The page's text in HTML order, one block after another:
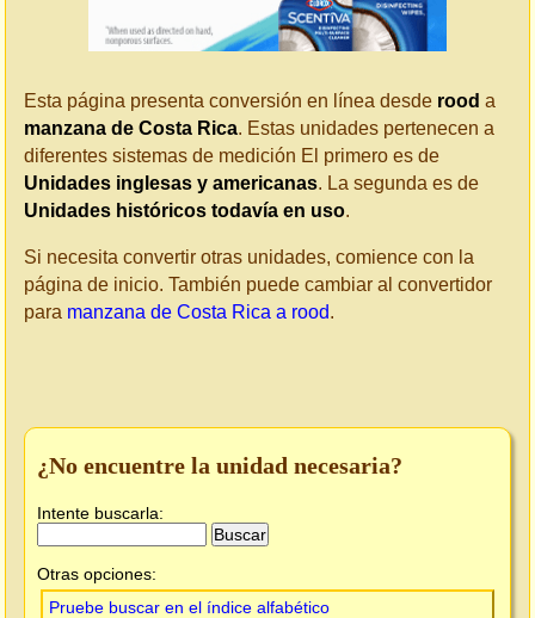
Esta página presenta conversión en línea desde rood a
manzana de Costa Rica. Estas unidades pertenecen a
diferentes sistemas de medición El primero es de
Unidades inglesas y americanas. La segunda es de
Unidades históricos todavía en uso.
Si necesita convertir otras unidades, comience con la
página de inicio. También puede cambiar al convertidor
para manzana de Costa Rica a rood.
¿No encuentre la unidad necesaria?
Intente buscarla:
Otras opciones:
Pruebe buscar en el índice alfabético